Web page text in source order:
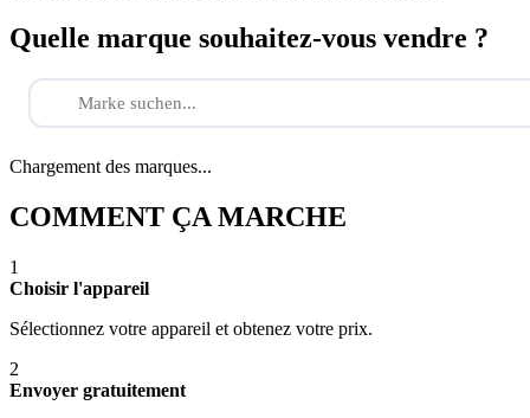
Quelle marque souhaitez-vous vendre ?
Chargement des marques...
COMMENT ÇA MARCHE
1
Choisir l'appareil
Sélectionnez votre appareil et obtenez votre prix.
2
Envoyer gratuitement